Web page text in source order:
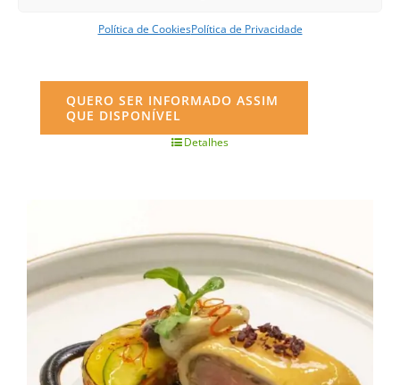
Política de CookiesPolítica de Privacidade
Curso Profissional Pastelaria Tradicional
QUERO SER INFORMADO ASSIM
QUE DISPONÍVEL
Detalhes